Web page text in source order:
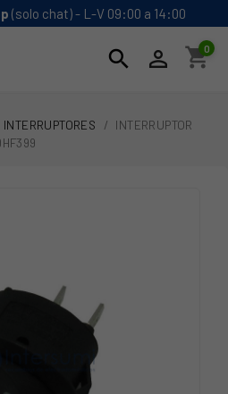
(solo chat) - L-V 09:00 a 14:00
search  shopping_cart
0
INTERRUPTORES
INTERRUPTOR